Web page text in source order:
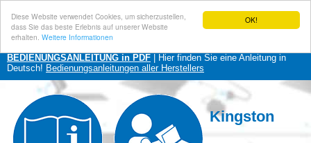
OK!
Diese Website verwendet Cookies, um sicherzustellen,
dass Sie das beste Erlebnis auf unserer Website
erhalten. Weitere Informationen
BEDIENUNGSANLEITUNG in PDF | Hier finden Sie eine Anleitung in
Deutsch! Bedienungsanleitungen aller Herstellers
Kingston